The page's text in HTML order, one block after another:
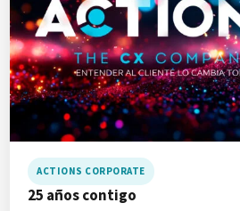
ACTIONS CORPORATE
25 años contigo